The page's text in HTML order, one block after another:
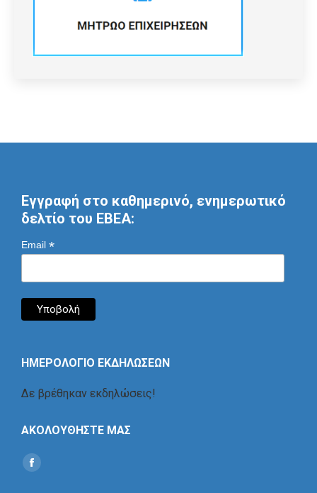
Εγγραφή στο καθημερινό, ενημερωτικό
δελτίο του ΕΒΕΑ:
Email *
ΗΜΕΡΟΛΟΓΙΟ ΕΚΔΗΛΩΣΕΩΝ
Δε βρέθηκαν εκδηλώσεις!
ΑΚΟΛΟΥΘΗΣΤΕ ΜΑΣ
Find us on:
Social